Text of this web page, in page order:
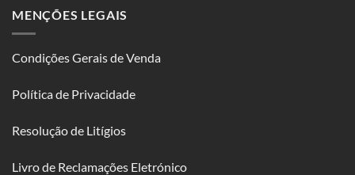
MENÇÕES LEGAIS
Condições Gerais de Venda
Política de Privacidade
Resolução de Litígios
Livro de Reclamações Eletrónico